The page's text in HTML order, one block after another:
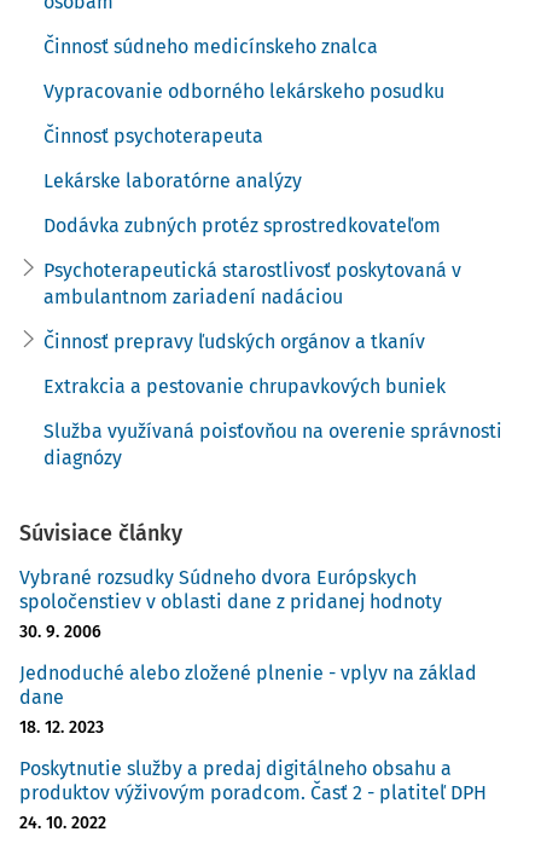
Zdravotná starostlivosť zahŕňa:
prevenciu,
dispenzarizáciu,
liečbu,
biomedicínsky výskum,
pôrodnú asistenciu tejto osobe.
Zdravotná starostlivosť sa poskytuje ako ambulantná
starostlivosť (všeobecná, špecializovaná), ústavná
starostlivosť, lekárenská starostlivosť.
Služby súvisiace s poskytovaním zdravotnej starostlivosti
starostlivosti,
poskytovanie pobytu na lôžku počas poskytovania
ústavnej starostlivosti,
spracúvanie údajov zistených pri poskytovaní
zdravotnej starostlivosti v elektronickej forme na účely
zdravotného poistenia,
štatistické spracúvanie lekárskeho predpisu a
lekárskeho poukazu na účely zdravotného poistenia,
doprava,
pobyt
Činnosť súdneho medicínskeho znalca
Vypracovanie odborného lekárskeho posudku
Činnosť psychoterapeuta
Lekárske laboratórne analýzy
Dodávka zubných protéz sprostredkovateľom
Psychoterapeutická starostlivosť poskytovaná v
ambulantnom zariadení nadáciou
Činnosť prepravy ľudských orgánov a tkanív
Extrakcia a pestovanie chrupavkových buniek
Služba využívaná poisťovňou na overenie správnosti
diagnózy
Súvisiace články
Vybrané rozsudky Súdneho dvora Európskych
spoločenstiev v oblasti dane z pridanej hodnoty
30. 9. 2006
Jednoduché alebo zložené plnenie - vplyv na základ
dane
18. 12. 2023
Poskytnutie služby a predaj digitálneho obsahu a
produktov výživovým poradcom. Časť 2 - platiteľ DPH
24. 10. 2022